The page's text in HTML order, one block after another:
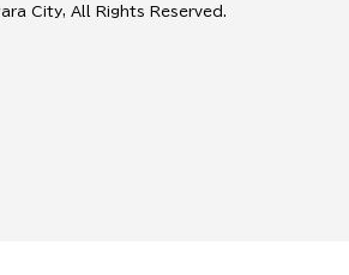
City, All Rights Reserved.